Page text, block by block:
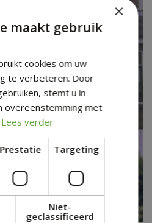
×
maakt gebruik
cookies om uw
te verbeteren. Door
stemt u in
overeenstemming met
Lees verder
Prestatie Targeting
Niet-
geclassificeerd